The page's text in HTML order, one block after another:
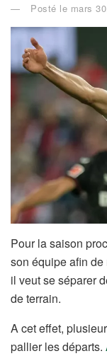
Posté le mars
Pour la saison
son équipe afin
il veut se séparer
de terrain.
A cet effet,
pallier les départs.